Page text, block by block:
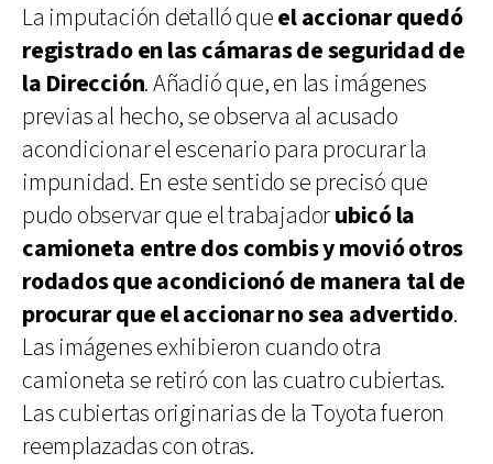
La imputación detalló queel accionar quedó
registrado en las cámaras de seguridad de
la Dirección. Añadió que, en las imágenes
previas al hecho, se observa al acusado
acondicionar el escenario para procurar la
impunidad. En este sentido se precisó que
pudo observar que el trabajadorubicó la
camioneta entre dos combis y movió otros
rodados que acondicionó de manera tal de
procurar que el accionar no sea advertido.
Las imágenes exhibieron cuando otra
camioneta se retiró con las cuatro cubiertas.
Las cubiertas originarias de la Toyota fueron
reemplazadas con otras.